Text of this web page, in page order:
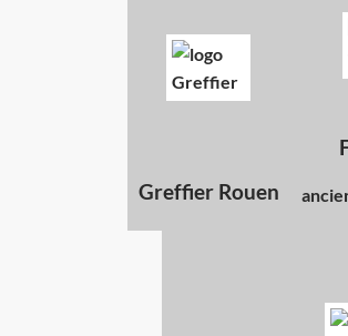
Greffier Rouen